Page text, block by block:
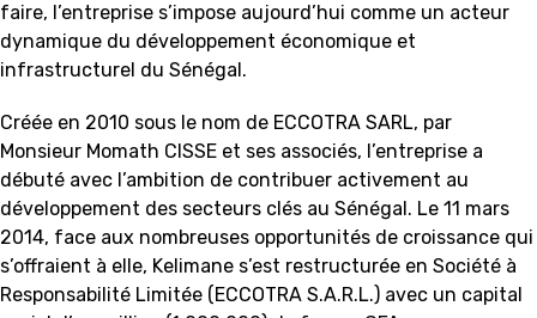
faire, l’entreprise s’impose aujourd’hui comme un acteur
dynamique du développement économique et
infrastructurel du Sénégal.
Créée en 2010 sous le nom de ECCOTRA SARL, par
Monsieur Momath CISSE et ses associés, l’entreprise a
débuté avec l’ambition de contribuer activement au
développement des secteurs clés au Sénégal. Le 11 mars
2014, face aux nombreuses opportunités de croissance qui
s’offraient à elle, Kelimane s’est restructurée en Société à
Responsabilité Limitée (ECCOTRA S.A.R.L.) avec un capital